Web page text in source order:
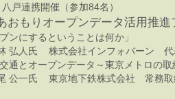
戸連携開催（参加84名）
おもりオープンデータ活用推進
にするということは何か」
氏 株式会社インフォバーン 代
とオープンデータ～東京メトロの取
氏 東京地下鉄株式会社 常務